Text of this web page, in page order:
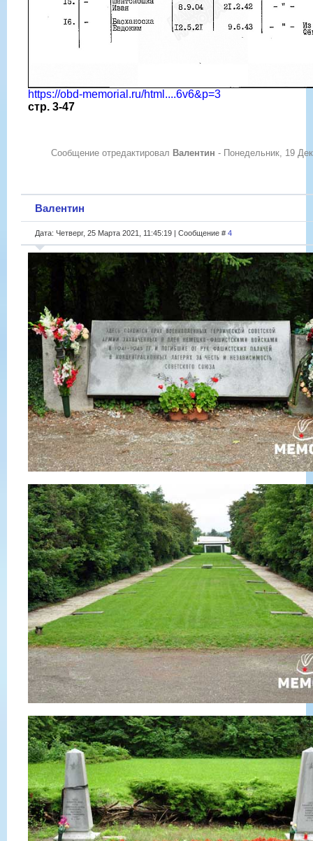
https://obd-memorial.ru/html....6v6&p=3
стр. 3-47
Сообщение отредактировал Валентин - Понедельник, 19
Валентин
Дата: Четверг, 25 Марта 2021, 11:45:19 | Сообщение # 4